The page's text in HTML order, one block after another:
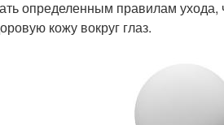
определенным правилам
кожу вокруг глаз.